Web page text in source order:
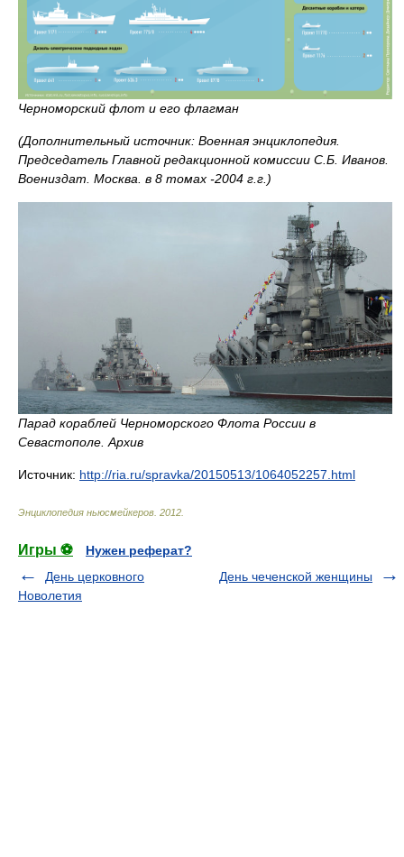
Черноморский флот и его флагман
(Дополнительный источник: Военная энциклопедия.
Председатель Главной редакционной комиссии С.Б. Иванов.
Воениздат. Москва. в 8 томах -2004 г.г.)
Парад кораблей Черноморского Флота России в
Севастополе. Архив
Источник: http://ria.ru/spravka/20150513/1064052257.html
Энциклопедия ньюсмейкеров 2012
Игры ⚽
Нужен реферат?
День церковного
Новолетия
День чеченской женщины